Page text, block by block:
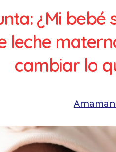
¿Mi bebé
leche
cambiar lo